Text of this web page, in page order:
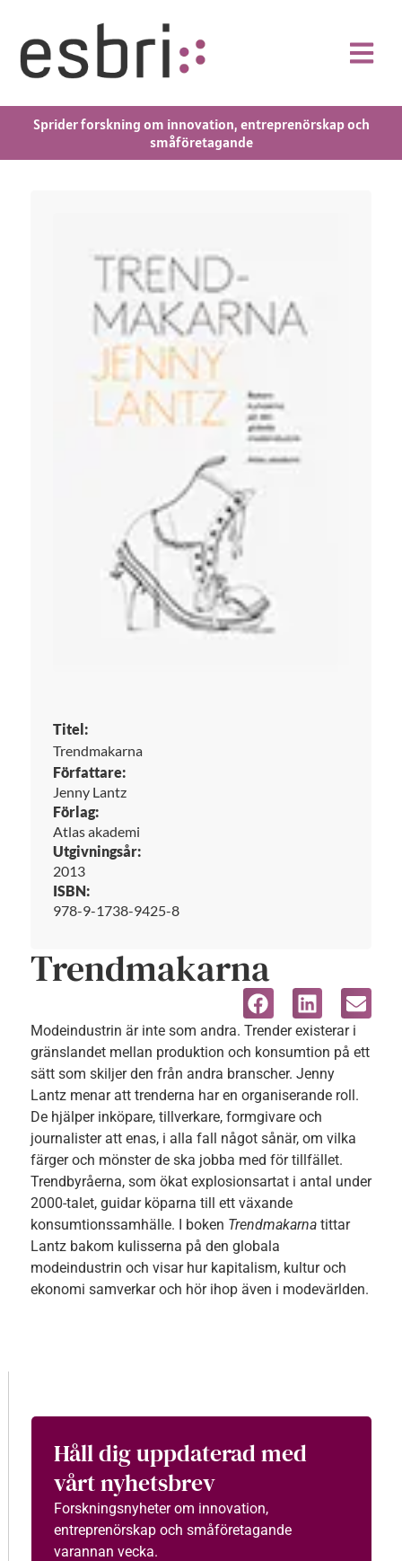
Sprider forskning om innovation, entreprenörskap och
småföretagande
Titel:
Trendmakarna
Författare:
Jenny Lantz
Förlag:
Atlas akademi
Utgivningsår:
2013
ISBN:
978-9-1738-9425-8
Trendmakarna
Modeindustrin är inte som andra. Trender existerar i
gränslandet mellan produktion och konsumtion på ett
sätt som skiljer den från andra branscher. Jenny
Lantz menar att trenderna har en organiserande roll.
De hjälper inköpare, tillverkare, formgivare och
journalister att enas, i alla fall något sånär, om vilka
färger och mönster de ska jobba med för tillfället.
Trendbyråerna, som ökat explosionsartat i antal under
2000-talet, guidar köparna till ett växande
konsumtionssamhälle. I boken Trendmakarnatittar
Lantz bakom kulisserna på den globala
modeindustrin och visar hur kapitalism, kultur och
ekonomi samverkar och hör ihop även i modevärlden.
Håll dig uppdaterad med
vårt nyhetsbrev
Forskningsnyheter om innovation,
entreprenörskap och småföretagande
varannan vecka.